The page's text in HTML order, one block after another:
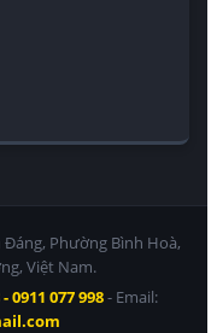
Phường Bình Hoà,
Việt Nam.
0911 077 998- Email: